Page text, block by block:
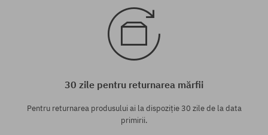
30 zile pentru returnarea mărfii
Pentru returnarea produsului ai la dispoziție 30 zile de la data
primirii.